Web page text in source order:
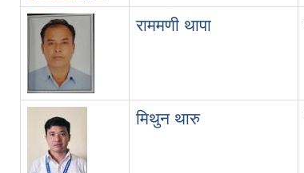
राममणी थापा
मिथुन थारु